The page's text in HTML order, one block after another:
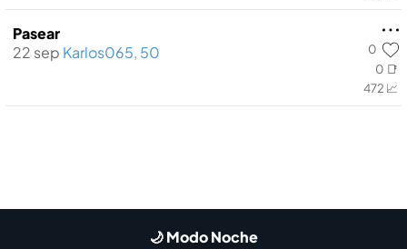
0
0 📑
472 📈
Pasear
22 sep Karlos065, 50
🌙 Modo Noche